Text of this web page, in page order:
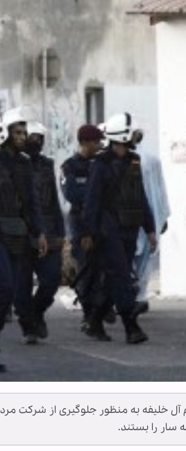
آل خلیفه به منظور جلوگیری از شرکت
سار را بستند.